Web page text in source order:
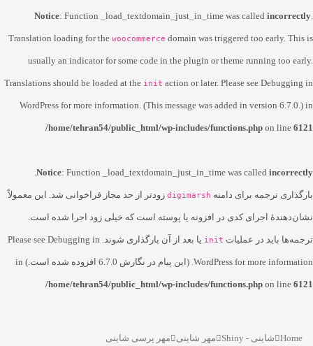
Notice: Function _load_textdomain_just_in_time was called incorrectly.
Translation loading for the woocommerce domain was triggered too early. This is
usually an indicator for some code in the plugin or theme running too early.
Translations should be loaded at the init action or later. Please see Debugging in
WordPress for more information. (This message was added in version 6.7.0.) in
/home/tehran54/public_html/wp-includes/functions.php on line 6121
Notice: Function _load_textdomain_just_in_time was called incorrectly
.
بارگذاری ترجمه برای دامنه digimarsh زودتر از حد مجاز فراخوانی شد. این معمولاً
نشان‌دهندهٔ اجرای کدی در افزونه یا پوسته است که خیلی زود اجرا شده است.
ترجمه‌ها باید در عملیات init یا بعد از آن بارگذاری شوند. Please see Debugging in
WordPress for more information. (این پیام در نگارش 6.7.0 افزوده شده است.) in
/home/tehran54/public_html/wp-includes/functions.php on line 6121
Home شاینی - Shiny مهر شاینی مهر پرسی شاینی